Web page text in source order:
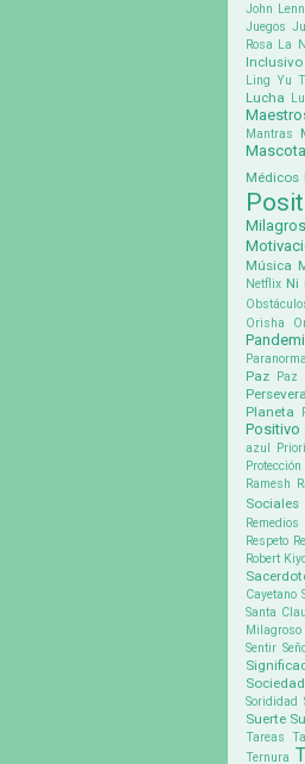
John
Juegos
Rosa La
Inclusivo
Ling Yu
Lucha
Mantras
Médicos
Milagros
Música
Netflix Ni
Orisha
Paranormal
Paz Paz
Planeta
Positivo
azul
Protección
Ramesh
Sociales
Remedios
Respeto
Robert
Cayetano
Santa
Milagroso
Sentir
Sorididad
Suerte
Tareas
Ternura